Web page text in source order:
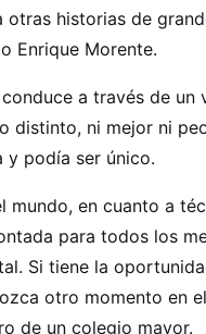
historias de
Enrique Morente.
a través de un
distinto, ni mejor ni
y podía ser único.
mundo, en cuanto a
para todos los
Si tiene la
otro momento en
de un colegio mayor.